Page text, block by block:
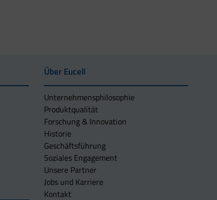
Über Eucell
Unternehmens­philosophie
Produktqualität
Forschung & Innovation
Historie
Geschäftsführung
Soziales Engagement
Unsere Partner
Jobs und Karriere
Kontakt